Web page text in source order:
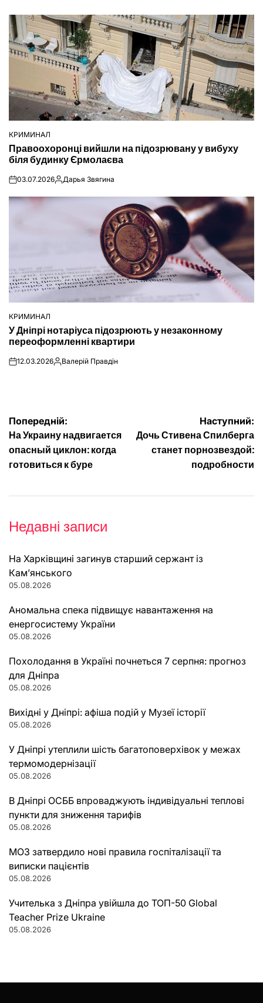
ОПУБЛІКУВАТИ
КРИМИНАЛ
Правоохоронці вийшли на підозрювану у вибуху
біля будинку Єрмолаєва
on03.07.2026Опубліковано
Дарья Звягина
ОПУБЛІКУВАТИ
У
КРИМИНАЛ
У Дніпрі нотаріуса підозрюють у незаконному
переоформленні квартири
on12.03.2026Опубліковано
Валерій Правдін
Навігація
записів
Попередній:
На Украину надвигается
опасный циклон: когда
готовиться к буре
Наступний:
Дочь Стивена Спилберга
станет порнозвездой:
подробности
Недавні записи
На Харківщині загинув старший сержант із
Кам’янського
05.08.2026
Аномальна спека підвищує навантаження на
енергосистему України
05.08.2026
Похолодання в Україні почнеться 7 серпня: прогноз
для Дніпра
05.08.2026
Вихідні у Дніпрі: афіша подій у Музеї історії
05.08.2026
У Дніпрі утеплили шість багатоповерхівок у межах
термомодернізації
05.08.2026
В Дніпрі ОСББ впроваджують індивідуальні теплові
пункти для зниження тарифів
05.08.2026
МОЗ затвердило нові правила госпіталізації та
виписки пацієнтів
05.08.2026
Учителька з Дніпра увійшла до ТОП-50 Global
Teacher Prize Ukraine
05.08.2026